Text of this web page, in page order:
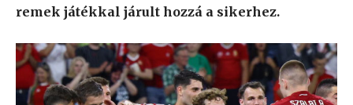
remek játékkal járult hozzá a sikerhez.